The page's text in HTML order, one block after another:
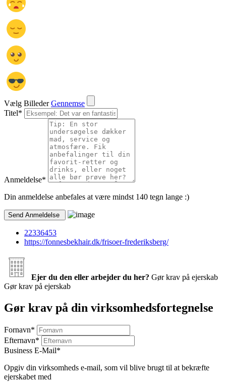
Vælg Billeder Gennemse
Titel*
Anmeldelse*
Din anmeldelse anbefales at være mindst 140 tegn lange :)
22336453
https://fonnesbekhair.dk/frisoer-frederiksberg/
Ejer du den eller arbejder du her? Gør krav på ejerskab
Gør krav på ejerskab
Gør krav på din virksomhedsfortegnelse
Fornavn*
Efternavn*
Business E-Mail*
Opgiv din virksomheds e-mail, som vil blive brugt til at bekræfte
ejerskabet med